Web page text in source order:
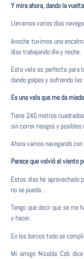
Y mira ahora, dando la
Llevamos varios días
Anoche tuvimos una
días trabajando día y noche.
Esta vela es perfecta para
dando golpes y sufriendo
Es una vela que me da
Tiene 240 metros
sin correr riesgos y posibles
Ahora vamos navegando
Parece que volvió el viento
Estos días he aprovechado
no se pueda…
Tengo que decir que se me
y hacer.
En los barcos todo se
Mi amigo Nicolás Cob